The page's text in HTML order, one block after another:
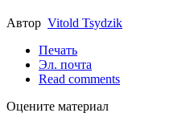
Автор Vitold Tsydzik
Печать
Эл. почта
Read comments
Оцените материал